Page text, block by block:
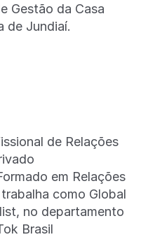
Gestão da Casa
de Jundiaí.
de Relações
em Relações
como Global
no departamento
Brasil